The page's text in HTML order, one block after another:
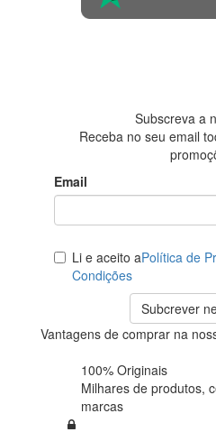
Subscreva a
Receba no seu email
Email
Li e aceito aPolítica de
Condições
Subcrever
Vantagens de comprar na
100% Originais
Milhares de produtos,
marcas